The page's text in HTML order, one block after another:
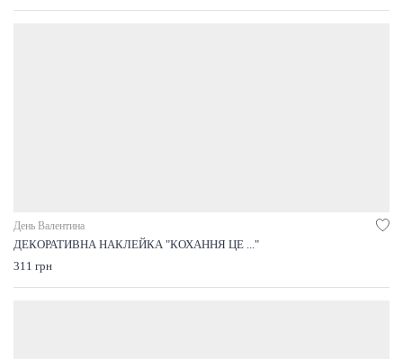
День Валентина
ДЕКОРАТИВНА НАКЛЕЙКА "КОХАННЯ ЦЕ ..."
311 грн